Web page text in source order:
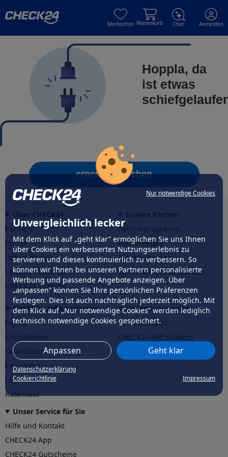
Nur notwendige Cookies
Unvergleichlich lecker
Mit dem Klick auf „geht klar” ermöglichen Sie uns Ihnen
über Cookies ein verbessertes Nutzungserlebnis zu
servieren und dieses kontinuierlich zu verbessern. So
können wir Ihnen bei unseren Partnern personalisierte
Werbung und passende Angebote anzeigen. Über
„anpassen” können Sie Ihre persönlichen Präferenzen
festlegen. Dies ist auch nachträglich jederzeit möglich. Mit
dem Klick auf „Nur notwendige Cookies” werden lediglich
technisch notwendige Cookies gespeichert.
Anpassen Geht klar
Datenschutzerklärung
Cookierichtlinie
Impressum
Merkzettel Warenkorb Chat Anmelden
Hoppla, da
ist etwas
erneut versuchen
Karriere
Presse
Unternehmen
CHECK24 Österreich
CHECK24 Spanien
Partnerprogramm
Profi werden
Affiliate werden
Werkstattpartner werden
CHECK24 Zahlungsarten
PayPal
Sofortüberweisung
Rechnung
Lastschrift
Ratenkauf
Unser Engagement
Nachhaltigkeit
CHECK24hilftder Natur
Unser Service für Sie
Hilfe und Kontakt
CHECK24 App
CHECK24 Gutscheine